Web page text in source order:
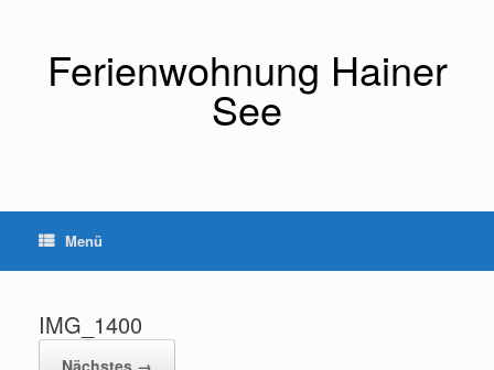
Ferienwohnung Hainer
See
Menü
IMG_1400
Nächstes →